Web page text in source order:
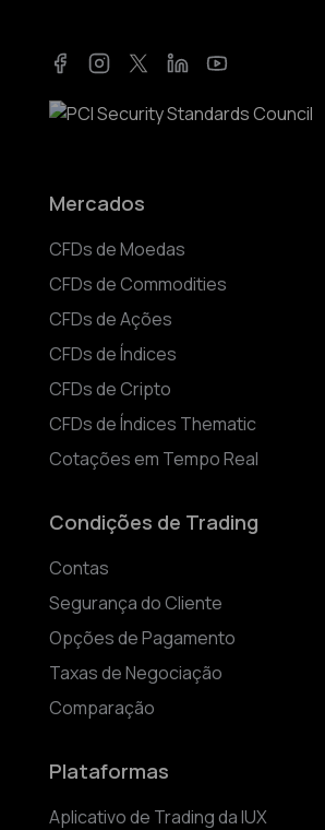
Mercados
CFDs de Moedas
CFDs de Commodities
CFDs de Ações
CFDs de Índices
CFDs de Cripto
CFDs de Índices Thematic
Cotações em Tempo Real
Condições de Trading
Contas
Segurança do Cliente
Opções de Pagamento
Taxas de Negociação
Comparação
Plataformas
Aplicativo de Trading da IUX